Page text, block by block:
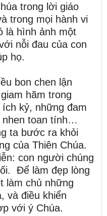
trong lời giáo
trong mọi hành vi
là hình ảnh một
nỗi đau của con
họ.
bon chen lận
hãm trong
ích kỷ, những đam
nhen toan tính…
ta bước ra khỏi
của Thiên Chúa.
con người chúng
Để làm đẹp lòng
làm chủ những
và điều khiển
với ý Chúa.